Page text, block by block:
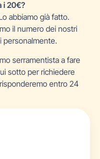
i 20€?
abbiamo già fatto.
il numero dei nostri
personalmente.
serramentista a fare
sotto per richiedere
entro 24